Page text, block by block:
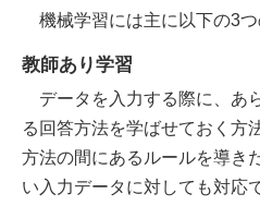
機械学習には主に以下の3つ
教師あり学習
データを入力する際に、あ
る回答方法を学ばせておく方
方法の間にあるルールを導き
い入力データに対しても対応